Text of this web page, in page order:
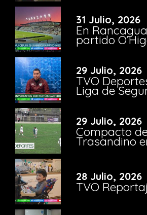
31 Julio, 2026
En
partido
29 Julio, 2026
TVO
Liga de
29 Julio, 2026
Compacto
Trasandino
28 Julio, 2026
TVO